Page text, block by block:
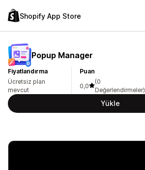
Shopify App Store
Popup Manager
Fiyatlandırma
Ücretsiz plan
mevcut
Puan
0,0
(0
Değerlendirmeler)
Yükle